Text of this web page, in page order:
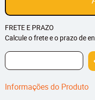
FRETE E PRAZO
Calcule o frete e o prazo de
Informações do Produto